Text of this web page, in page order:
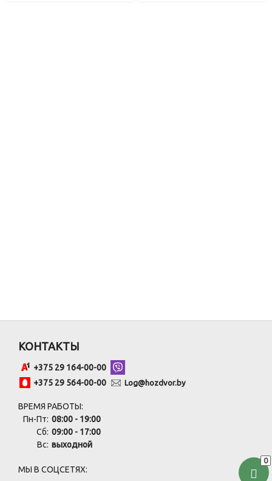
0
КОНТАКТЫ
+375 29 164-00-00
+375 29 564-00-00
Log@hozdvor.by
ВРЕМЯ РАБОТЫ:
Пн-Пт: 08:00 - 19:00
Сб: 09:00 - 17:00
Вс: выходной
МЫ В СОЦСЕТЯХ: